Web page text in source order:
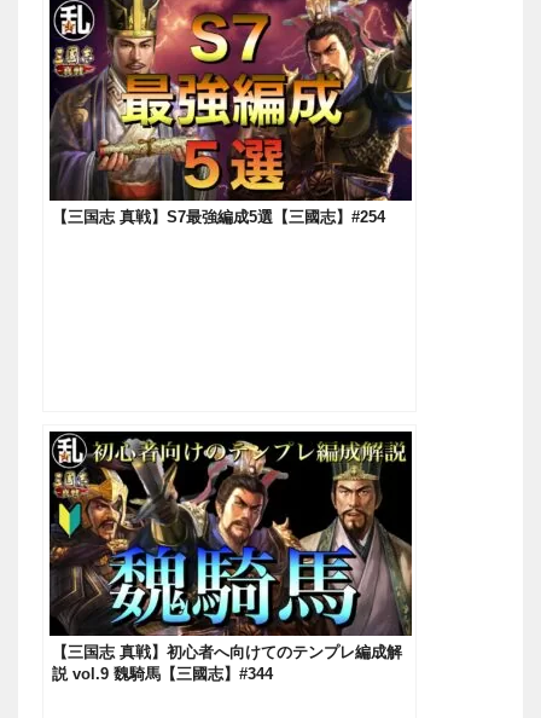
【三国志 真戦】S7最強編成5選【三國志】#254
【三国志 真戦】初心者へ向けてのテンプレ編成解
説 vol.9 魏騎馬【三國志】#344